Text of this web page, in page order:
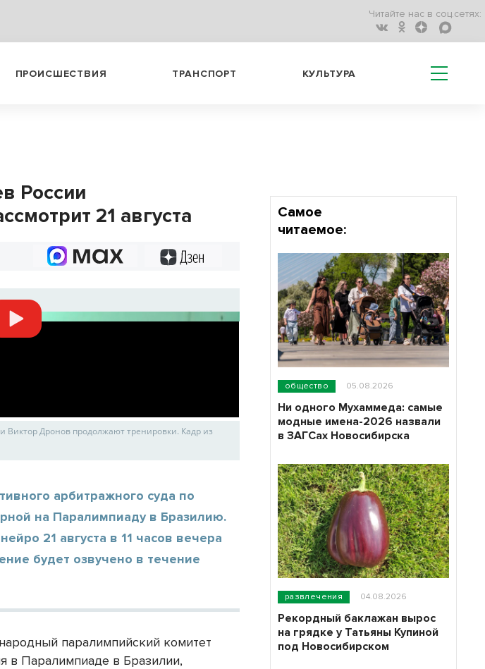
Читайте нас в соц.сетях:
ПРОИСШЕСТВИЯ ТРАНСПОРТ КУЛЬТУРА
России
21 августа
Дронов продолжают тренировки. Кадр из
арбитражного суда по
на Паралимпиаду в Бразилию.
21 августа в 11 часов вечера
будет озвучено в течение
паралимпийский комитет
в Паралимпиаде в Бразилии,
Самое
читаемое:
общество 05.08.2026
Ни одного Мухаммеда: самые
модные имена-2026 назвали
в ЗАГСах Новосибирска
развлечения 04.08.2026
Рекордный баклажан вырос
на грядке у Татьяны Купиной
под Новосибирском